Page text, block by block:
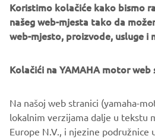
Our sales partners support
customers quickly and efficiently
expertise. Find the partner for
Koristimo kolačiće kako bismo
našeg web-mjesta tako da
web-mjesto, proizvode, usluge i
Kolačići na YAMAHA motor web
Na našoj web stranici (yamaha-
lokalnim verzijama dalje u tekstu
Europe N.V., i njezine podružnice